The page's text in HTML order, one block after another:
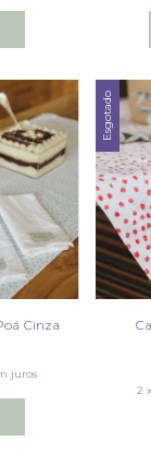
Cinza
juros
Esgotado
2